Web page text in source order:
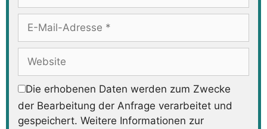
Adresse
Website
Die erhobenen Daten werden zum Zwecke
der Bearbeitung der Anfrage verarbeitet und
gespeichert. Weitere Informationen zur